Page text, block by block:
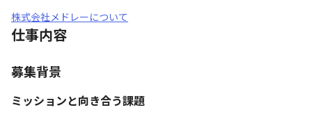
株式会社メドレーについて
仕事内容
募集背景
ミッションと向き合う課題